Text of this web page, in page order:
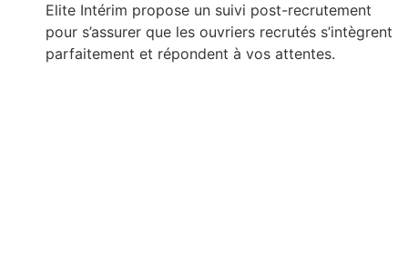
Elite Intérim propose un suivi post-recrutement
pour s’assurer que les ouvriers recrutés s’intègrent
parfaitement et répondent à vos attentes.